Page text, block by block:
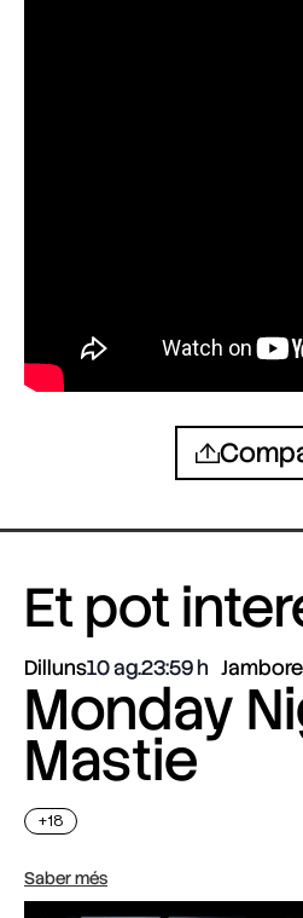
Et pot
Dilluns10 ag.23:59
Monday
Mastie
+18
Saber més